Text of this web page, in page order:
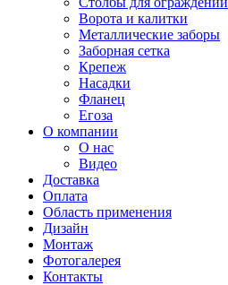
Ворота и калитки
Металлические заборы
Заборная сетка
Крепеж
Насадки
Фланец
Егоза
О компании
О нас
Видео
Доставка
Оплата
Область применения
Дизайн
Монтаж
Фотогалерея
Контакты